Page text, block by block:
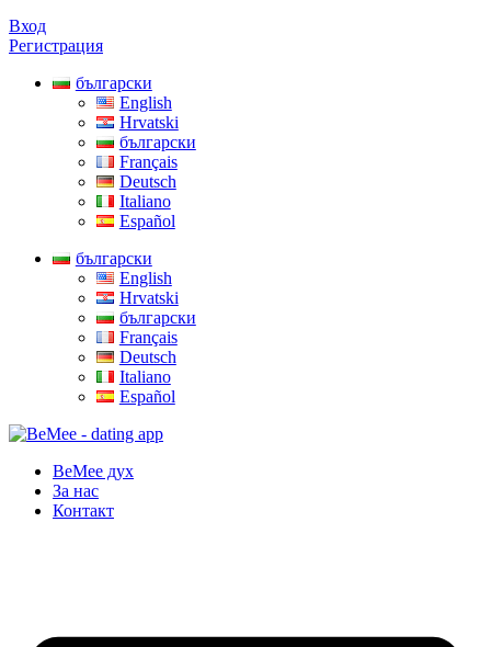
Вход
Регистрация
български
English
Hrvatski
български
Français
Deutsch
Italiano
Español
български
English
Hrvatski
български
Français
Deutsch
Italiano
Español
BeMee дух
За нас
Контакт